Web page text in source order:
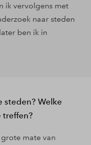
ik vervolgens met
naar steden
ben ik in
steden? Welke
treffen?
mate van